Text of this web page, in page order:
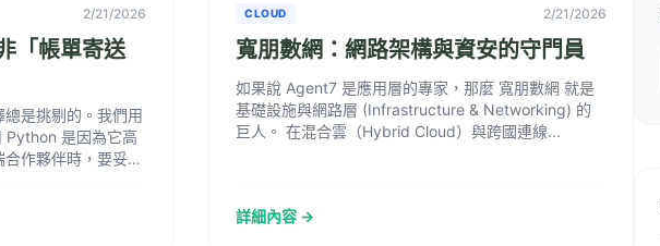
2/21/2026
「帳單寄送
是挑剔的。我們用
Python 是因為它高
作夥伴時，要妥協
CLOUD 2/21/2026
寬朋數網：網路架構與資安的守門員
如果說 Agent7 是應用層的專家，那麼 寬朋數網 就是
基礎設施與網路層 (Infrastructure & Networking) 的
巨人。 在混合雲（Hybrid Cloud）與跨國連線...
詳細內容 →